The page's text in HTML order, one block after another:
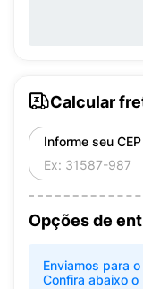
Calcular
Informe seu CEP
Opções de
Enviamos para
Confira abaixo